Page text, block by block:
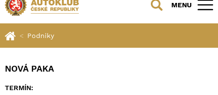
MENU
Podniky
NOVÁ PAKA
TERMÍN: